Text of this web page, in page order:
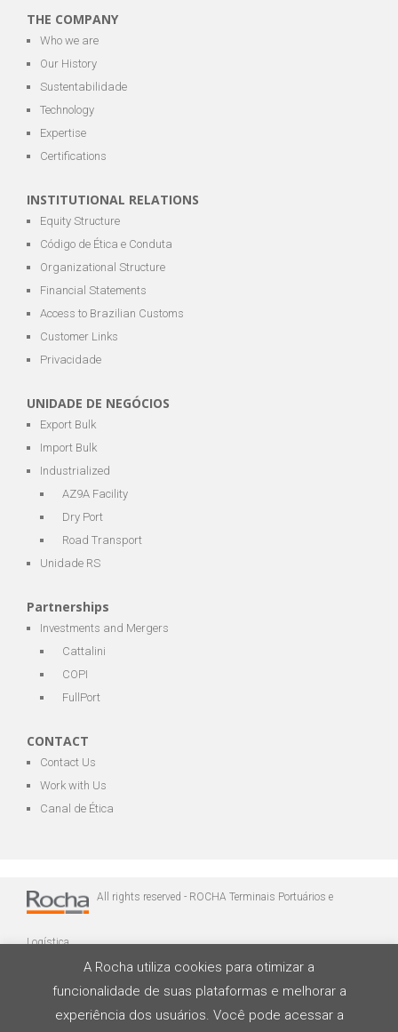
THE COMPANY
Who we are
Our History
Sustentabilidade
Technology
Expertise
Certifications
INSTITUTIONAL RELATIONS
Equity Structure
Código de Ética e Conduta
Organizational Structure
Financial Statements
Access to Brazilian Customs
Customer Links
Privacidade
UNIDADE DE NEGÓCIOS
Export Bulk
Import Bulk
Industrialized
AZ9A Facility
Dry Port
Road Transport
Unidade RS
Partnerships
Investments and Mergers
Cattalini
COPI
FullPort
CONTACT
Contact Us
Work with Us
Canal de Ética
All rights reserved - ROCHA Terminais Portuários e
Logística
A Rocha utiliza cookies para otimizar a
funcionalidade de suas plataformas e melhorar a
experiência dos usuários. Você pode acessar a